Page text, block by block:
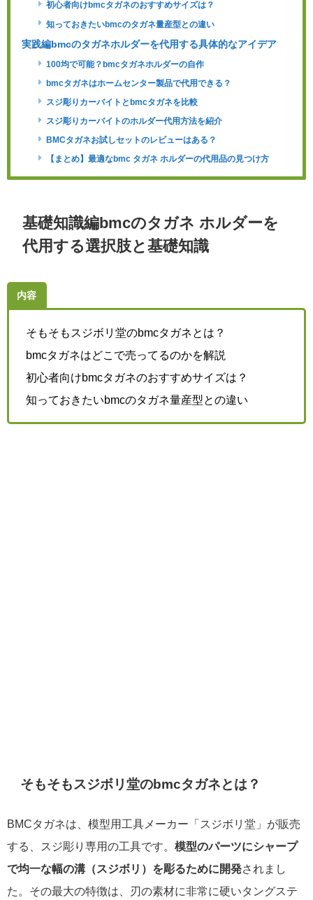
初心者向けbmcタガネのおすすめサイズは？
知っておきたいbmcのタガネ量産型との違い
実践編bmcのタガネホルダーを代用する具体的なアイデア
100均で可能？bmcタガネホルダーの自作
bmcタガネはホームセンター製品で代用できる？
スジ彫りカーバイトとbmcタガネを比較
スジ彫りカーバイトのホルダー代用方法を紹介
BMCタガネお試しセットのレビューはある？
【まとめ】最適なbmc タガネ ホルダーの代用品の見つけ方
基礎知識編bmcのタガネ ホルダーを
代用する選択肢と基礎知識
内容
そもそもスジボリ堂のbmcタガネとは？
bmcタガネはどこで売ってるのかを解説
初心者向けbmcタガネのおすすめサイズは？
知っておきたいbmcのタガネ量産型との違い
そもそもスジボリ堂のbmcタガネとは？
BMCタガネは、模型用工具メーカー「スジボリ堂」が販売
する、スジ彫り専用の工具です。 模型のパーツにシャープ
で均一な幅の溝（スジボリ）を彫るために開発されまし
た。その最大の特徴は、刃の素材に非常に硬いタングステ